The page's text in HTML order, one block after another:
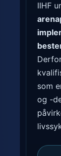
IIHF
som
og -